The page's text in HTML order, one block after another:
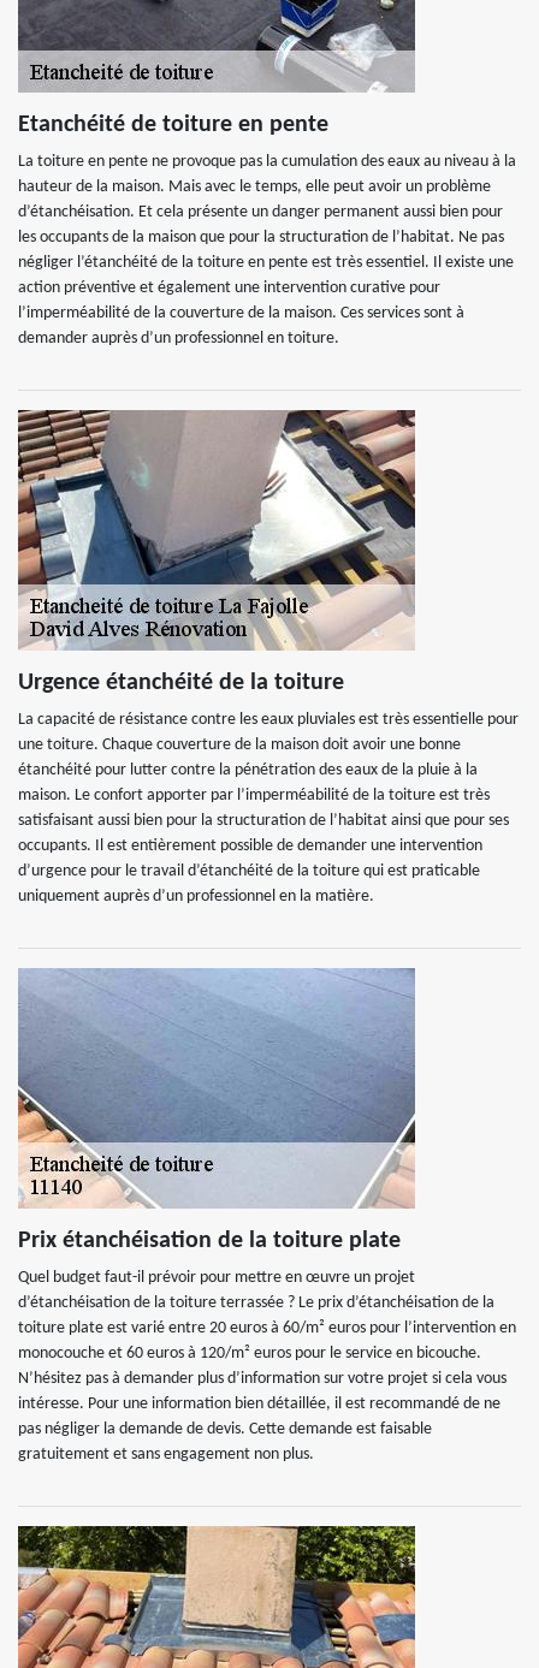
Etanchéité de toiture en pente
La toiture en pente ne provoque pas la cumulation des eaux au niveau à la
hauteur de la maison. Mais avec le temps, elle peut avoir un problème
d’étanchéisation. Et cela présente un danger permanent aussi bien pour
les occupants de la maison que pour la structuration de l’habitat. Ne pas
négliger l’étanchéité de la toiture en pente est très essentiel. Il existe une
action préventive et également une intervention curative pour
l’imperméabilité de la couverture de la maison. Ces services sont à
demander auprès d’un professionnel en toiture.
Urgence étanchéité de la toiture
La capacité de résistance contre les eaux pluviales est très essentielle pour
une toiture. Chaque couverture de la maison doit avoir une bonne
étanchéité pour lutter contre la pénétration des eaux de la pluie à la
maison. Le confort apporter par l’imperméabilité de la toiture est très
satisfaisant aussi bien pour la structuration de l’habitat ainsi que pour ses
occupants. Il est entièrement possible de demander une intervention
d’urgence pour le travail d’étanchéité de la toiture qui est praticable
uniquement auprès d’un professionnel en la matière.
Prix étanchéisation de la toiture plate
Quel budget faut-il prévoir pour mettre en œuvre un projet
d’étanchéisation de la toiture terrassée ? Le prix d’étanchéisation de la
toiture plate est varié entre 20 euros à 60/m² euros pour l’intervention en
monocouche et 60 euros à 120/m² euros pour le service en bicouche.
N’hésitez pas à demander plus d’information sur votre projet si cela vous
intéresse. Pour une information bien détaillée, il est recommandé de ne
pas négliger la demande de devis. Cette demande est faisable
gratuitement et sans engagement non plus.